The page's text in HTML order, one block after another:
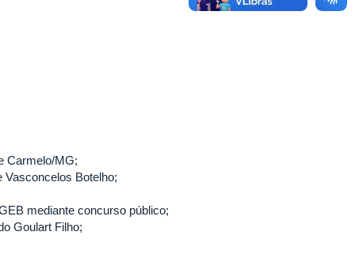
Carmelo/MG;
Vasconcelos Botelho;
mediante concurso público;
Goulart Filho;